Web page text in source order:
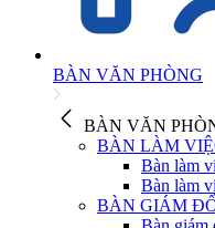
BÀN VĂN PHÒNG
BÀN VĂN
BÀN LÀM
Bàn làm
Bàn làm
BÀN GIÁM